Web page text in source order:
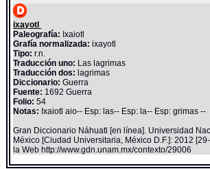
ixayotl
Paleografía: Ixaiotl
Grafía normalizada: ixayotl
Tipo: r.n.
Traducción uno: Las lagrimas
Traducción dos: lagrimas
Diccionario:Guerra
Fuente: 1692 Guerra
Folio: 54
Notas: Ixaiotl aio-- Esp: las-- Esp: la-- Esp: grimas --
Gran Diccionario Náhuatl [en línea]. Universidad
México [Ciudad Universitaria, México D.F.]: 2012
la Web http://www.gdn.unam.mx/contexto/29006